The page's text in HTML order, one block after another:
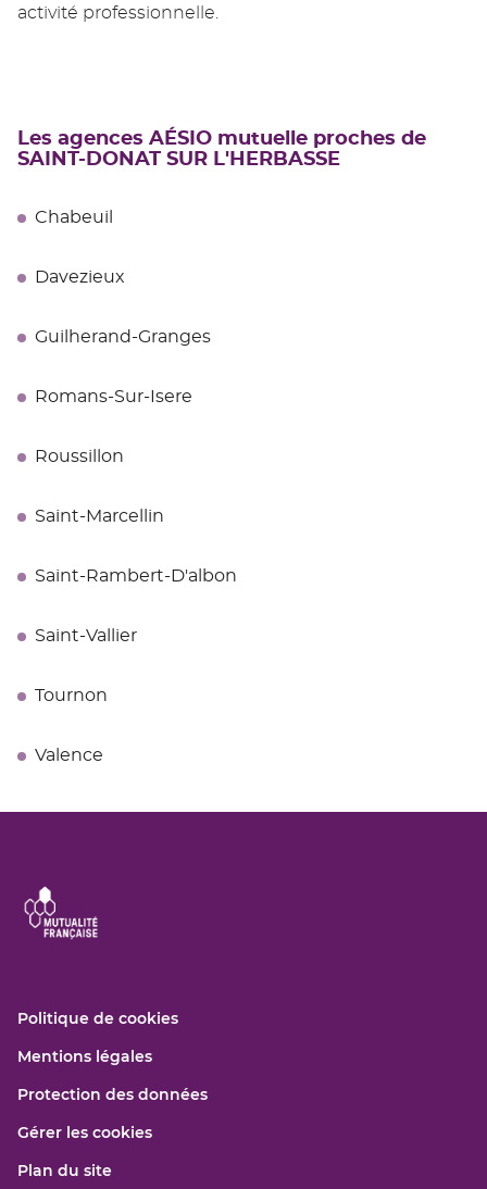
activité professionnelle.
Les agences AÉSIO mutuelle proches de
SAINT-DONAT SUR L'HERBASSE
Chabeuil
Davezieux
Guilherand-Granges
Romans-Sur-Isere
Roussillon
Saint-Marcellin
Saint-Rambert-D'albon
Saint-Vallier
Tournon
Valence
Politique de cookies(ouvre
fenêtre)
Mentions légales(ouvre
une
fenêtre)
Protection des données(ouvre
Gérer les cookies
Plan du site